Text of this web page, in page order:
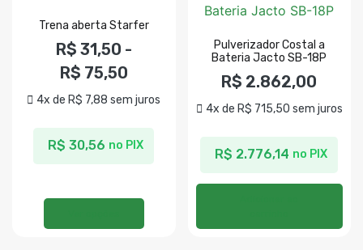
Trena aberta Starfer
R$ 31,50 -
R$ 75,50
4x de R$ 7,88 sem juros
R$ 30,56 no PIX
Pulverizador Costal a
Bateria Jacto SB-18P
R$ 2.862,00
4x de R$ 715,50 sem juros
R$ 2.776,14 no PIX